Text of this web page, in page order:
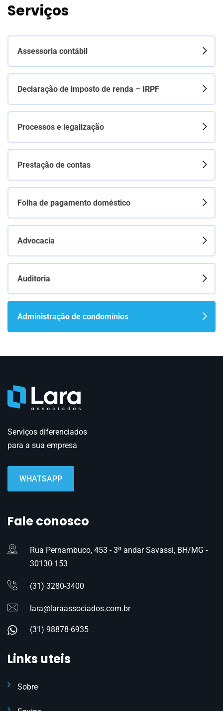
Serviços
Assessoria contábil
Declaração de imposto de renda – IRPF
Processos e legalização
Prestação de contas
Folha de pagamento doméstico
Advocacia
Auditoria
Administração de condomínios
Serviços diferenciados
para a sua empresa
WHATSAPP
Fale conosco
Rua Pernambuco, 453 - 3º andar Savassi, BH/MG -
30130-153
(31) 3280-3400
lara@laraassociados.com.br
(31) 98878-6935
Links uteis
Sobre